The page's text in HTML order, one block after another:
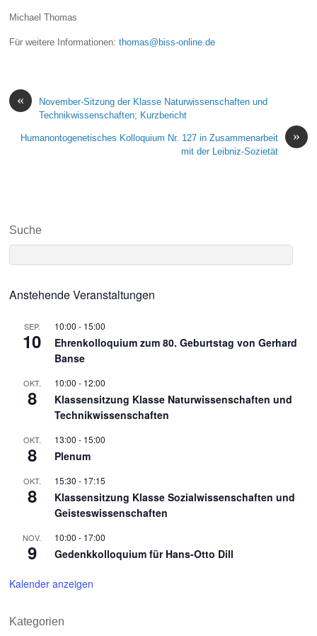
Michael Thomas
Für weitere Informationen:thomas@biss-online.de
«
November-Sitzung der Klasse Naturwissenschaften und
Technikwissenschaften; Kurzbericht
»
Humanontogenetisches Kolloquium Nr. 127 in Zusammenarbeit
mit der Leibniz-Sozietät
Suche
Anstehende Veranstaltungen
SEP.
10
10:00 - 15:00
Ehrenkolloquium zum 80. Geburtstag von Gerhard
Banse
OKT.
8
10:00 - 12:00
Klassensitzung Klasse Naturwissenschaften und
Technikwissenschaften
OKT.
8
13:00 - 15:00
Plenum
OKT.
8
15:30 - 17:15
Klassensitzung Klasse Sozialwissenschaften und
Geisteswissenschaften
NOV.
9
10:00 - 17:00
Gedenkkolloquium für Hans-Otto Dill
Kalender anzeigen
Kategorien